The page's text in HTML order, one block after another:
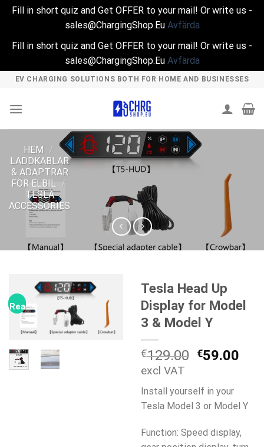
Fill in short quiz and Get OFFER to your mail! Or write us -
sales@ChargingShop.Eu Avfärda
Fill in short quiz and Get OFFER to your mail! Or write us -
sales@ChargingShop.Eu Avfärda
Skip
content
EV CHARGING SOLUTIONS BOTH FOR HOME AND BUSINESSES
HEM /
LADDKABLAR
& ADAPTRAR
FÖR ELBIL /
TESLA
ACCESSORIES
Rea!
Tesla Head Up
Display for Model
3 & Model Y
€129.00 Det
priset
var:
€129.00.
€59.00
excl VAT
Install yourself in your
Tesla Model 3 or Model Y
Function: Speed display,